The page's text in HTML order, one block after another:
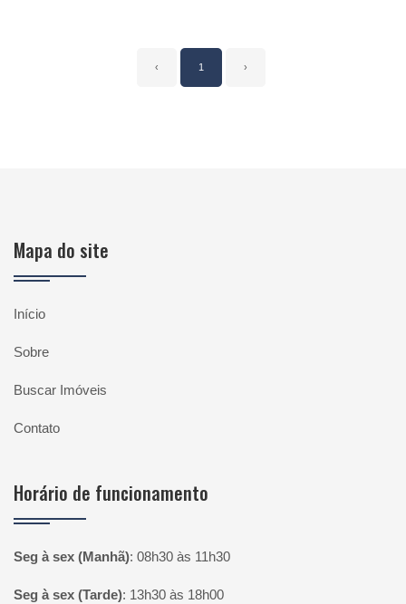
‹ 1 ›
Mapa do site
Início
Sobre
Buscar Imóveis
Contato
Horário de funcionamento
Seg à sex (Manhã): 08h30 às 11h30
Seg à sex (Tarde): 13h30 às 18h00